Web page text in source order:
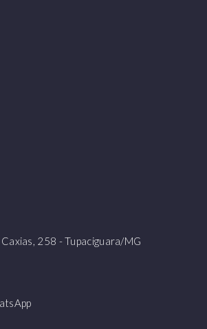
258 - Tupaciguara/MG